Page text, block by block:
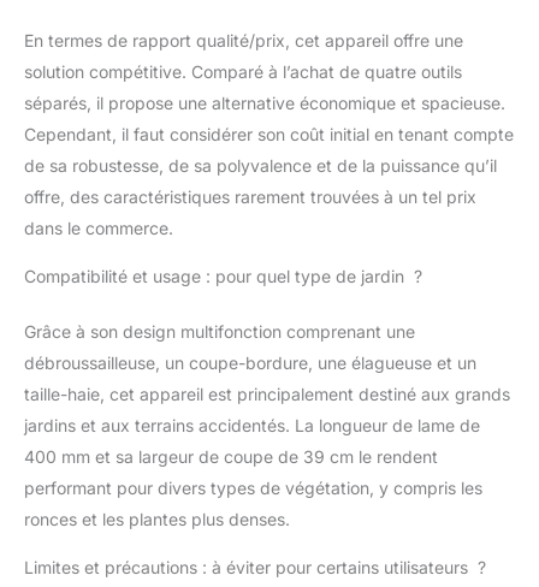
et précise.
SÉCURITÉ ET
CONFORT : Harnais
antiglisse et extension
de 1 mètre fournie.
Lanceur, starter et
facile et sans effort.
Ce produit a été
rigoureusement
sélectionné et testé par
nos équipes en Haute-
Loire. Pièces de
rechange en stock
En termes de rapport qualité/prix, cet appareil offre une
solution compétitive. Comparé à l’achat de quatre outils
séparés, il propose une alternative économique et spacieuse.
Cependant, il faut considérer son coût initial en tenant compte
de sa robustesse, de sa polyvalence et de la puissance qu’il
offre, des caractéristiques rarement trouvées à un tel prix
dans le commerce.
Compatibilité et usage : pour quel type de jardin ?
Grâce à son design multifonction comprenant une
débroussailleuse, un coupe-bordure, une élagueuse et un
taille-haie, cet appareil est principalement destiné aux grands
jardins et aux terrains accidentés. La longueur de lame de
400 mm et sa largeur de coupe de 39 cm le rendent
performant pour divers types de végétation, y compris les
ronces et les plantes plus denses.
Limites et précautions : à éviter pour certains utilisateurs ?